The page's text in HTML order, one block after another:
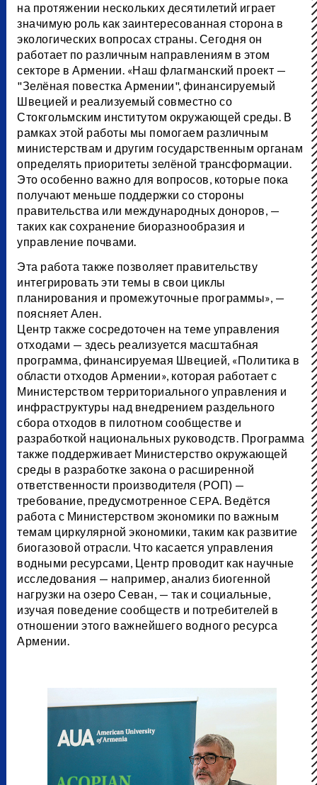
на протяжении нескольких десятилетий играет
значимую роль как заинтересованная сторона в
экологических вопросах страны. Сегодня он
работает по различным направлениям в этом
секторе в Армении. «Наш флагманский проект —
"Зелёная повестка Армении", финансируемый
Швецией и реализуемый совместно со
Стокгольмским институтом окружающей среды. В
рамках этой работы мы помогаем различным
министерствам и другим государственным органам
определять приоритеты зелёной трансформации.
Это особенно важно для вопросов, которые пока
получают меньше поддержки со стороны
правительства или международных доноров, —
таких как сохранение биоразнообразия и
управление почвами.
Эта работа также позволяет правительству
интегрировать эти темы в свои циклы
планирования и промежуточные программы», —
поясняет Ален.
Центр также сосредоточен на теме управления
отходами — здесь реализуется масштабная
программа, финансируемая Швецией, «Политика в
области отходов Армении», которая работает с
Министерством территориального управления и
инфраструктуры над внедрением раздельного
сбора отходов в пилотном сообществе и
разработкой национальных руководств. Программа
также поддерживает Министерство окружающей
среды в разработке закона о расширенной
ответственности производителя (РОП) —
требование, предусмотренное CEPA. Ведётся
работа с Министерством экономики по важным
темам циркулярной экономики, таким как развитие
биогазовой отрасли. Что касается управления
водными ресурсами, Центр проводит как научные
исследования — например, анализ биогенной
нагрузки на озеро Севан, — так и социальные,
изучая поведение сообществ и потребителей в
отношении этого важнейшего водного ресурса
Армении.